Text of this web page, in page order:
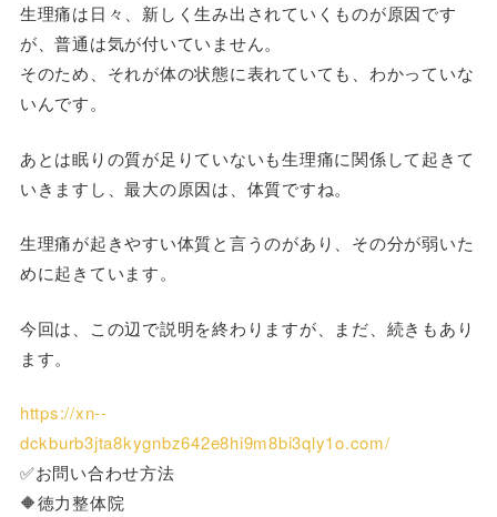
生理痛は日々、新しく生み出されていくものが原因です
が、普通は気が付いていません。
そのため、それが体の状態に表れていても、わかっていな
いんです。
あとは眠りの質が足りていないも生理痛に関係して起きて
いきますし、最大の原因は、体質ですね。
生理痛が起きやすい体質と言うのがあり、その分が弱いた
めに起きています。
今回は、この辺で説明を終わりますが、まだ、続きもあり
ます。
https://xn--
dckburb3jta8kygnbz642e8hi9m8bi3qly1o.com/
✅お問い合わせ方法
🔶徳力整体院